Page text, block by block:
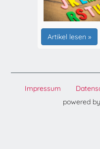
Artikel lesen »
Impressum
powered